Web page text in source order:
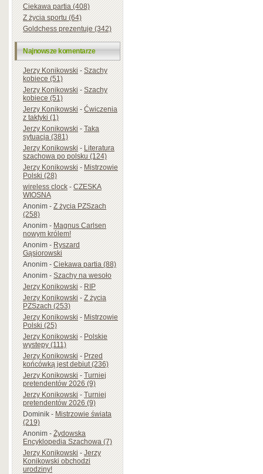
Ciekawa partia (408)
Z życia sportu (64)
Goldchess prezentuje (342)
Najnowsze komentarze
Jerzy Konikowski-Szachy
kobiece (51)
Jerzy Konikowski-Szachy
kobiece (51)
Jerzy Konikowski-Ćwiczenia
z taktyki (1)
Jerzy Konikowski-Taka
sytuacja (381)
Jerzy Konikowski-Literatura
szachowa po polsku (124)
Jerzy Konikowski-Mistrzowie
Polski (28)
wireless clock-CZESKA
WIOSNA
Anonim-Z życia PZSzach
(258)
Anonim-Magnus Carlsen
nowym królem!
Anonim-Ryszard
Gąsiorowski
Anonim-Ciekawa partia (88)
Anonim-Szachy na wesoło
Jerzy Konikowski-RIP
Jerzy Konikowski-Z życia
PZSzach (253)
Jerzy Konikowski-Mistrzowie
Polski (25)
Jerzy Konikowski-Polskie
występy (111)
Jerzy Konikowski-Przed
końcówką jest debiut (236)
Jerzy Konikowski-Turniej
pretendentów 2026 (9)
Jerzy Konikowski-Turniej
pretendentów 2026 (9)
Dominik-Mistrzowie świata
(219)
Anonim-Żydowska
Encyklopedia Szachowa (7)
Jerzy Konikowski-Jerzy
Konikowski obchodzi
urodziny!